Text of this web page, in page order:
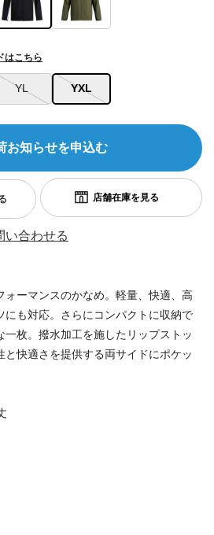
YL YXL
はこちら
お知らせを申込む
い合わせる
ォーマンスのかなめ。軽量、快適、高
にも対応。さらにコンパクトに収納で
一枚。撥水加工を施したリップストッ
と快適さを提供する両サイドにポケッ